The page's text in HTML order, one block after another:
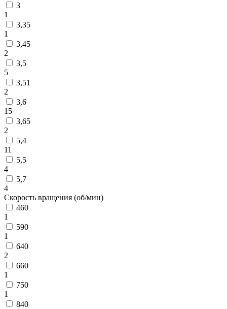
3
1
3,35
1
3,45
2
3,5
5
3,51
2
3,6
15
3,65
2
5,4
11
5,5
4
5,7
4
Скорость вращения (об/мин)
460
1
590
1
640
2
660
1
750
1
840